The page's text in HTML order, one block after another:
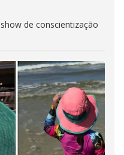
de conscientização